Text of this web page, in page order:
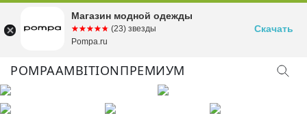
POMPAAMBITIONПРЕМИУМ
Магазин модной одежды
☆☆☆☆☆
★★★★★ (23) звезды
Pompa.ru
Скачать